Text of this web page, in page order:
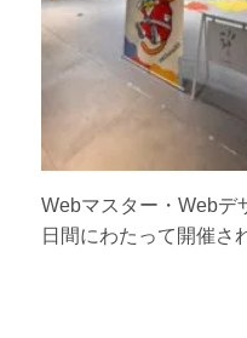
Webマスター・Webデ
日間にわたって開催